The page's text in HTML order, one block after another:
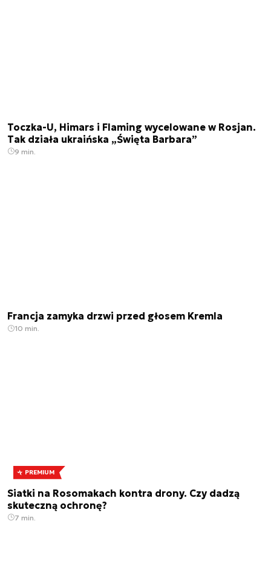
Toczka-U, Himars i Flaming wycelowane w Rosjan.
Tak działa ukraińska „Święta Barbara”
9 min.
Francja zamyka drzwi przed głosem Kremla
10 min.
PREMIUM
Siatki na Rosomakach kontra drony. Czy dadzą
skuteczną ochronę?
7 min.